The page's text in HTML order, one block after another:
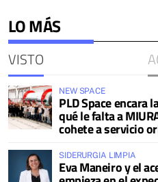
LO MÁS
VISTO
NEW SPACE
PLD Space encara
qué le falta a
cohete a servicio
SIDERURGIA LIMPIA
Eva Maneiro y el